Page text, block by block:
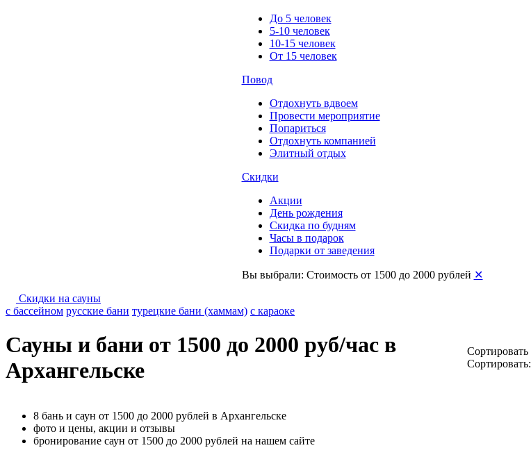
До 5 человек
5-10 человек
10-15 человек
От 15 человек
Повод
Отдохнуть вдвоем
Провести мероприятие
Попариться
Отдохнуть компанией
Элитный отдых
Скидки
Акции
День рождения
Скидка по будням
Часы в подарок
Подарки от заведения
Вы выбрали: Стоимость от 1500 до 2000 рублей ✕
Скидки на сауны
с бассейном русские бани турецкие бани (хаммам) с караоке
Сауны и бани от 1500 до 2000 руб/час в
Архангельске
Сортировать
Сортировать:
8 бань и саун от 1500 до 2000 рублей в Архангельске
фото и цены, акции и отзывы
бронирование саун от 1500 до 2000 рублей на нашем сайте